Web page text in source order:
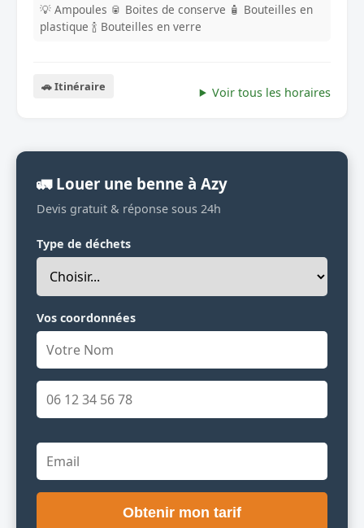
💡 Ampoules 🥫 Boites de conserve 🧴 Bouteilles en
plastique 🍾 Bouteilles en verre
🚗 Itinéraire Voir tous les horaires
🚛 Louer une benne à Azy
Devis gratuit & réponse sous 24h
Type de déchets
Vos coordonnées
Obtenir mon tarif